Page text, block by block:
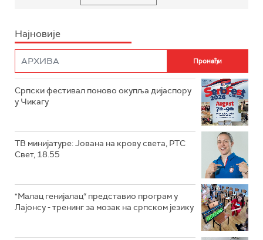
Најновије
Српски фестивал поново окупља дијаспору
у Чикагу
ТВ минијатуре: Јована на крову света, РТС
Свет, 18.55
"Малац генијалац“ представио програм у
Лајонсу - тренинг за мозак на српском језику